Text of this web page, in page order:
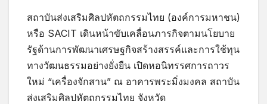
สถาบันส่งเสริมศิลปหัตถกรรมไทย (องค์การมหาชน)
หรือ SACIT เดินหน้าขับเคลื่อนภารกิจตามนโยบาย
รัฐด้านการพัฒนาเศรษฐกิจสร้างสรรค์และการใช้ทุน
ทางวัฒนธรรมอย่างยั่งยืน เปิดหอนิทรรศการถาวร
ใหม่ “เครื่องจักสาน” ณ อาคารพระมิ่งมงคล สถาบัน
ส่งเสริมศิลปหัตถกรรมไทย จังหวัด